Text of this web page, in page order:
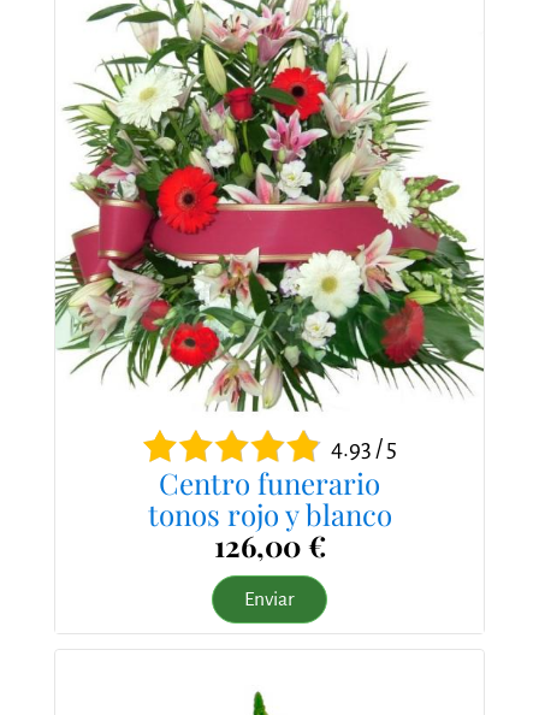
4.93 / 5
Centro funerario
tonos rojo y blanco
126,00 €
Enviar